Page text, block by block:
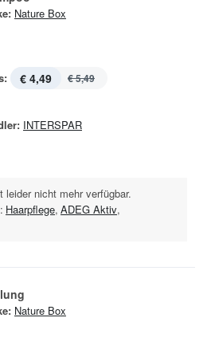
Nature Box
€ 4,49 € 5,49
INTERSPAR
leider nicht mehr verfügbar.
Haarpflege, ADEG Aktiv,
Nature Box